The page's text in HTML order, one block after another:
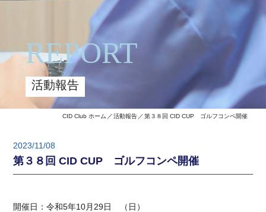
REPORT
活動報告
CID Club ホーム 活動報告 第３８回 CID CUP ゴルフコンペ開催
2023/11/08
第３８回 CID CUP ゴルフコンペ開催
開催日：令和5年10月29日 （日）